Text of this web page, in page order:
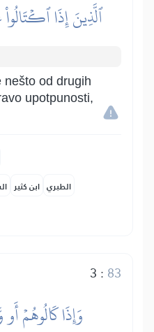
ٱلَّذِينَ إِذَا
nešto od drugih
upotpunosti,
ابن كثير الطبري
3 : 83
وَإِذَا كَالُوهُمۡ